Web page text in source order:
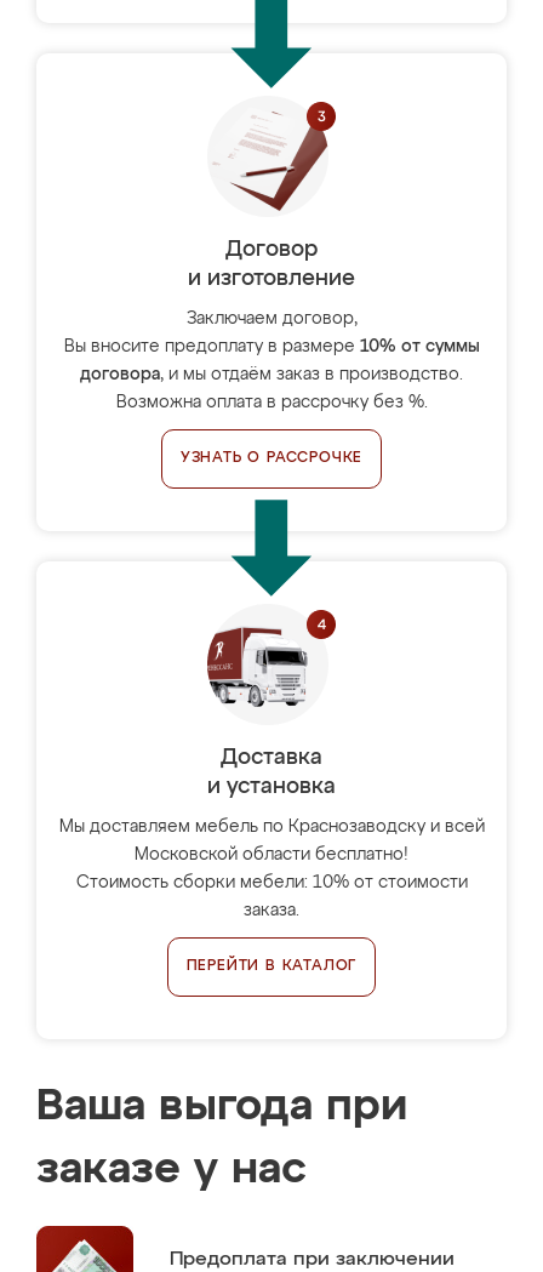
Договор
и изготовление
Заключаем договор,
Вы вносите предоплату в размере 10% от суммы
договора, и мы отдаём заказ в производство.
Возможна оплата в рассрочку без %.
УЗНАТЬ О РАССРОЧКЕ
Доставка
и установка
Мы доставляем мебель по Краснозаводску и всей
Московской области бесплатно!
Стоимость сборки мебели: 10% от стоимости
заказа.
ПЕРЕЙТИ В КАТАЛОГ
Ваша выгода при
заказе у нас
Предоплата при заключении